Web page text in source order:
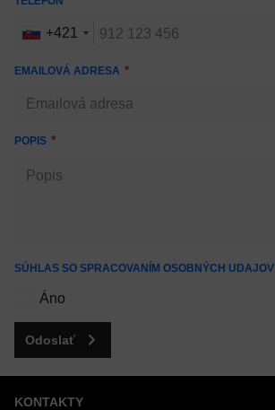
+421
EMAILOVÁ ADRESA
POPIS
SÚHLAS SO SPRACOVANÍM OSOBNÝCH UDAJOV
Áno
Odoslať
KONTAKTY